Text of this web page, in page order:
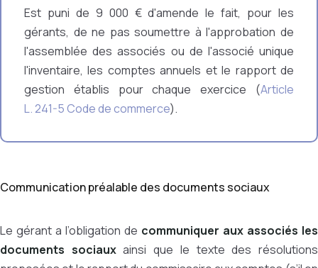
Est puni de 9 000 € d'amende le fait, pour les
gérants, de ne pas soumettre à l'approbation de
l'assemblée des associés ou de l'associé unique
l'inventaire, les comptes annuels et le rapport de
gestion établis pour chaque exercice (Article
L. 241-5 Code de commerce).
Communication préalable des documents sociaux
Le gérant a l’obligation de communiquer aux associés les
documents sociauxainsi que le texte des résolutions